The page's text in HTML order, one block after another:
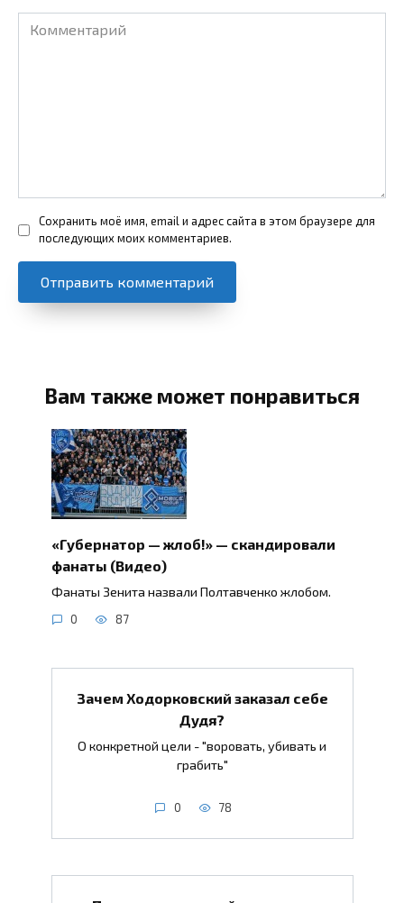
Комментарий
Сохранить моё имя, email и адрес сайта в этом браузере для
последующих моих комментариев.
Вам также может понравиться
«Губернатор — жлоб!» — скандировали
фанаты (Видео)
Фанаты Зенита назвали Полтавченко жлобом.
0 87
Зачем Ходорковский заказал себе
Дудя?
О конкретной цели - "воровать, убивать и
грабить"
0 78